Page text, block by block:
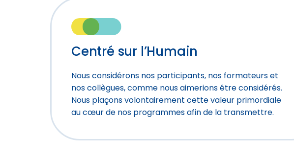
Centré sur l’Humain
Nous considérons nos participants, nos formateurs et
nos collègues, comme nous aimerions être considérés.
Nous plaçons volontairement cette valeur primordiale
au cœur de nos programmes afin de la transmettre.